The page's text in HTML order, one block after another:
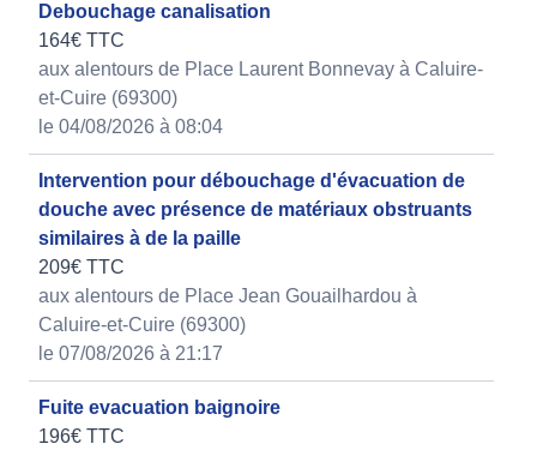
Debouchage canalisation
164€ TTC
aux alentours de Place Laurent Bonnevay à Caluire-
et-Cuire (69300)
le 04/08/2026 à 08:04
Intervention pour débouchage d'évacuation de
douche avec présence de matériaux obstruants
similaires à de la paille
209€ TTC
aux alentours de Place Jean Gouailhardou à
Caluire-et-Cuire (69300)
le 07/08/2026 à 21:17
Fuite evacuation baignoire
196€ TTC